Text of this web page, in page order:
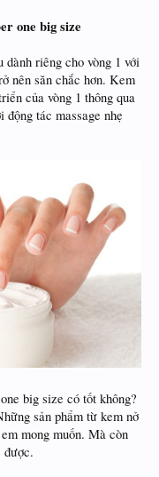
one big size
riêng cho vòng 1 với
nên săn chắc hơn. Kem
của vòng 1 thông qua
tác massage nhẹ
big size có tốt không?
sản phẩm từ kem nở
mong muốn. Mà còn
được.